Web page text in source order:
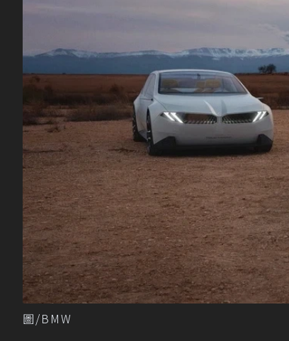
圖/BMW